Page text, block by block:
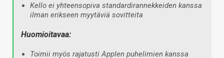
Kello ei yhteensopiva standardirannekkeiden kanssa
ilman erikseen myytäviä sovitteita
Huomioitavaa:
Toimii myös rajatusti Applen puhelimien kanssa